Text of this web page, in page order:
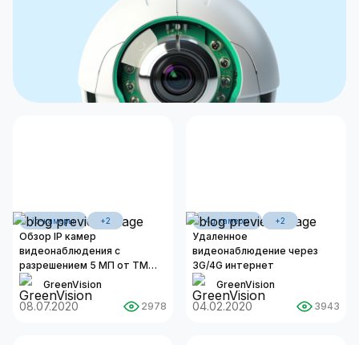
ip-камеры +2
Обзор IP камер
видеонаблюдения с
разрешением 5 МП от ТМ
GreenVision
GreenVision
08.07.2020 2978
4g камеры +2
Удаленное
видеонаблюдение через
3G/4G интернет
GreenVision
04.02.2020 3943